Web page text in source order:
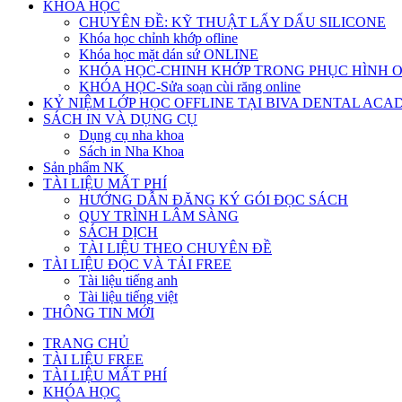
KHÓA HỌC
CHUYÊN ĐỀ: KỸ THUẬT LẤY DẤU SILICONE
Khóa học chỉnh khớp ofline
Khóa học mặt dán sứ ONLINE
KHÓA HỌC-CHINH KHỚP TRONG PHỤC HÌNH
KHÓA HỌC-Sửa soạn cùi răng online
KỶ NIỆM LỚP HỌC OFFLINE TẠI BIVA DENTAL
SÁCH IN VÀ DỤNG CỤ
Dụng cụ nha khoa
Sách in Nha Khoa
Sản phẩm NK
TÀI LIỆU MẤT PHÍ
HƯỚNG DẪN ĐĂNG KÝ GÓI ĐỌC SÁCH
QUY TRÌNH LÂM SÀNG
SÁCH DỊCH
TÀI LIỆU THEO CHUYÊN ĐỀ
TÀI LIỆU ĐỌC VÀ TẢI FREE
Tài liệu tiếng anh
Tài liệu tiếng việt
THÔNG TIN MỚI
TRANG CHỦ
TÀI LIỆU FREE
TÀI LIỆU MẤT PHÍ
KHÓA HỌC